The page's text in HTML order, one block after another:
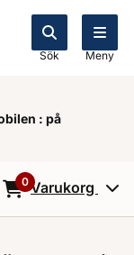
Sök Meny
: på
0Varukorg